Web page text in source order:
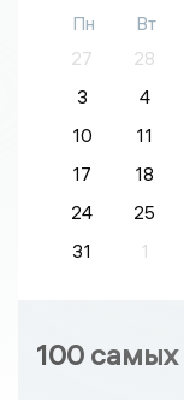
Пн Вт
27
28
3
4
10
11
17
18
24
25
31
1
100